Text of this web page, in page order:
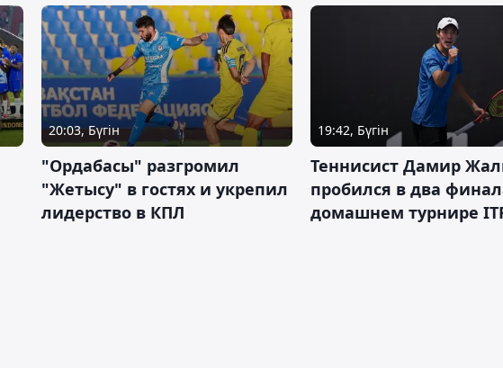
20:03, Бүгін
"Ордабасы" разгромил
"Жетысу" в гостях и укрепил
лидерство в КПЛ
19:42, Бүгін
Теннисист Дамир
пробился в два
домашнем турнире